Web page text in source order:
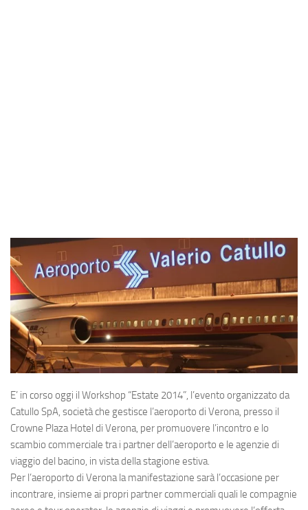
Incidenti
Industria
Eventi
E’ in corso oggi il Workshop “Estate 2014”, l’evento organizzato da
Catullo SpA, società che gestisce l’aeroporto di Verona, presso il
Crowne Plaza Hotel di Verona, per promuovere l’incontro e lo
scambio commerciale tra i partner dell’aeroporto e le agenzie di
viaggio del bacino, in vista della stagione estiva.
Per l’aeroporto di Verona la manifestazione sarà l’occasione per
incontrare, insieme ai propri partner commerciali quali le compagnie